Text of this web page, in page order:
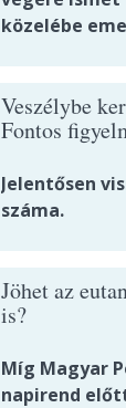
közelébe
Veszélybe
Fontos
Jelentősen
száma.
Jöhet az
is?
Míg Magyar
napirend